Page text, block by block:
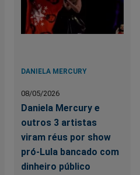
DANIELA MERCURY
08/05/2026
Daniela Mercury e
outros 3 artistas
viram réus por show
pró-Lula bancado com
dinheiro público